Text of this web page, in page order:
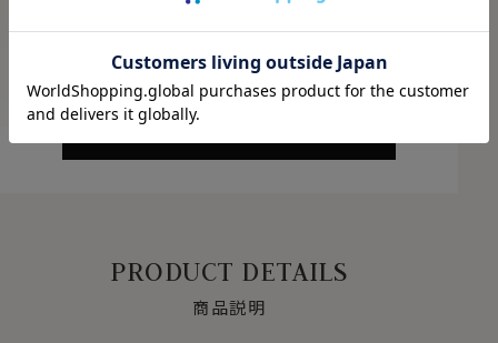
ABOUT PRODUCT
商品について
PRODUCT DETAILS
商品説明